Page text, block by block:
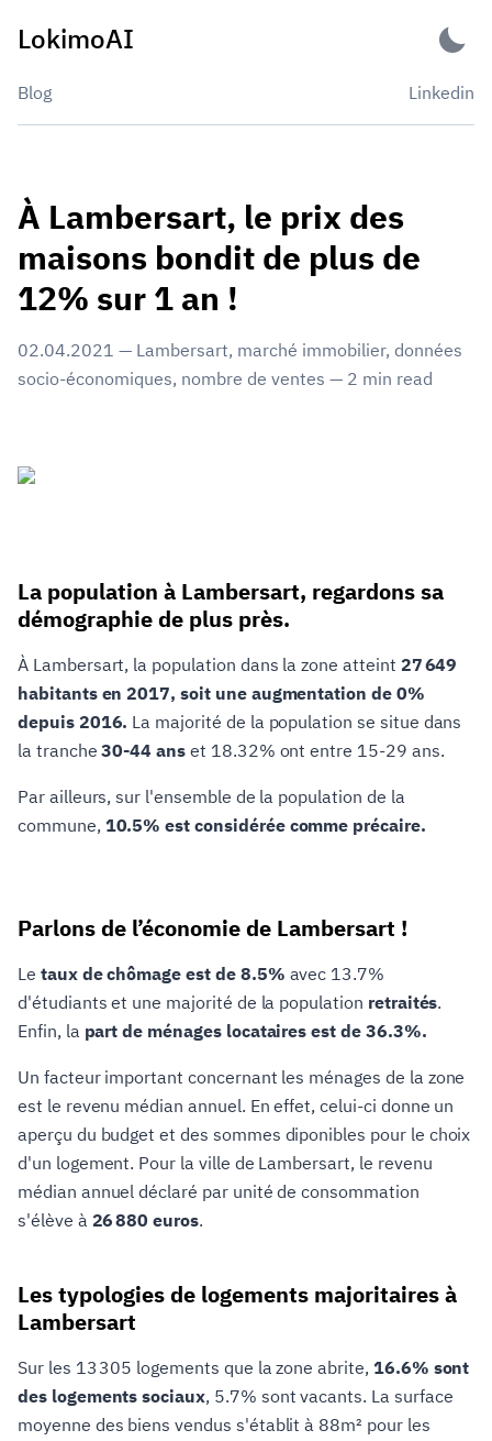
LokimoAI
Blog Linkedin
À Lambersart, le prix des
maisons bondit de plus de
12% sur 1 an !
02.04.2021 — Lambersart, marché immobilier, données
socio-économiques, nombre de ventes — 2 min read
La population à Lambersart, regardons sa
démographie de plus près.
À Lambersart, la population dans la zone atteint 27 649
habitants en 2017, soit une augmentation de 0%
depuis 2016. La majorité de la population se situe dans
la tranche30-44 ans et 18.32% ont entre 15-29 ans.
Par ailleurs, sur l'ensemble de la population de la
commune, 10.5% est considérée comme précaire.
Parlons de l’économie de Lambersart !
Le taux de chômage est de 8.5% avec 13.7%
d'étudiants et une majorité de la population retraités.
Enfin, la part de ménages locataires est de 36.3%.
Un facteur important concernant les ménages de la zone
est le revenu médian annuel. En effet, celui-ci donne un
aperçu du budget et des sommes diponibles pour le choix
d'un logement. Pour la ville de Lambersart, le revenu
médian annuel déclaré par unité de consommation
s'élève à 26 880 euros.
Les typologies de logements majoritaires à
Lambersart
Sur les 13 305 logements que la zone abrite, 16.6% sont
des logements sociaux, 5.7% sont vacants. La surface
moyenne des biens vendus s'établit à 88m² pour les